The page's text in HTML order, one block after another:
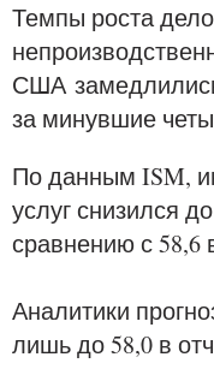
Темпы роста
США
за минувшие
По данным ISM,
услуг снизился
сравнению с 58,6
Аналитики
лишь до 58,0 в